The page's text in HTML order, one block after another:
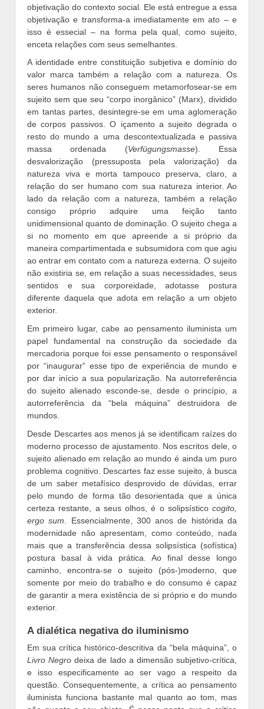
objetivação do contexto social. Ele está entregue a essa
objetivação e transforma-a imediatamente em ato – e
isso é essecial – na forma pela qual, como sujeito,
enceta relações com seus semelhantes.
A identidade entre constituição subjetiva e domínio do
valor marca também a relação com a natureza. Os
seres humanos não conseguem metamorfosear-se em
sujeito sem que seu “corpo inorgânico” (Marx), dividido
em tantas partes, desintegre-se em uma aglomeração
de corpos passivos. O içamento a sujeito degrada o
resto do mundo a uma descontextualizada e passiva
massa ordenada (Verfügungsmasse). Essa
desvalorização (pressuposta pela valorização) da
natureza viva e morta tampouco preserva, claro, a
relação do ser humano com sua natureza interior. Ao
lado da relação com a natureza, também a relação
consigo próprio adquire uma feição tanto
unidimensional quanto de dominação. O sujeito chega a
si no momento em que apreende a si próprio da
maneira compartimentada e subsumidora com que agiu
ao entrar em contato com a natureza externa. O sujeito
não existiria se, em relação a suas necessidades, seus
sentidos e sua corporeidade, adotasse postura
diferente daquela que adota em relação a um objeto
exterior.
Em primeiro lugar, cabe ao pensamento iluminista um
papel fundamental na construção da sociedade da
mercadoria porque foi esse pensamento o responsável
por “inaugurar” esse tipo de experiência de mundo e
por dar início a sua popularização. Na autorreferência
do sujeito alienado esconde-se, desde o princípio, a
autorreferência da “bela máquina” destruidora de
mundos.
Desde Descartes aos menos já se identificam raízes do
moderno processo de ajustamento. Nos escritos dele, o
sujeito alienado em relação ao mundo é ainda um puro
problema cognitivo. Descartes faz esse sujeito, à busca
de um saber metafísico desprovido de dúvidas, errar
pelo mundo de forma tão desorientada que a única
certeza restante, a seus olhos, é o solipsístico cogito,
ergo sum . Essencialmente, 300 anos de histórida da
modernidade não apresentam, como conteúdo, nada
mais que a transferência dessa solipsística (sofística)
postura basal à vida prática. Ao final desse longo
caminho, encontra-se o sujeito (pós-)moderno, que
somente por meio do trabalho e do consumo é capaz
de garantir a mera existência de si próprio e do mundo
exterior.
A dialética negativa do iluminismo
Em sua crítica histórico-descritiva da “bela máquina”, o
Livro Negro deixa de lado a dimensão subjetivo-crítica,
e isso especificamente ao ser vago a respeito da
questão. Consequentemente, a crítica ao pensamento
iluminista funciona bastante mal quanto ao tom, mas